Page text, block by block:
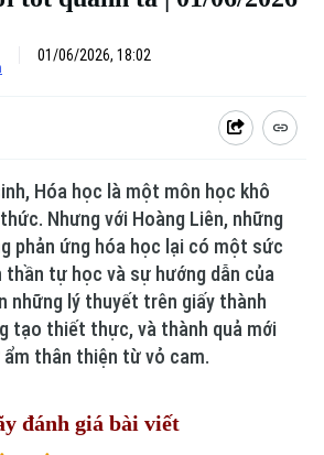
01/06/2026, 18:02
Hóa học là một môn học khô
Nhưng với Hoàng Liên, những
phản ứng hóa học lại có một sức
thần tự học và sự hướng dẫn của
những lý thuyết trên giấy thành
tạo thiết thực, và thành quả mới
thân thiện từ vỏ cam.
đánh giá bài viết